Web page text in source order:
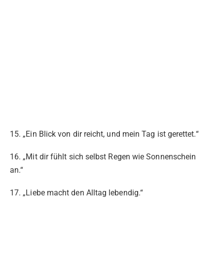
15. „Ein Blick von dir reicht, und mein Tag ist gerettet.“
16. „Mit dir fühlt sich selbst Regen wie Sonnenschein
an.“
17. „Liebe macht den Alltag lebendig.“